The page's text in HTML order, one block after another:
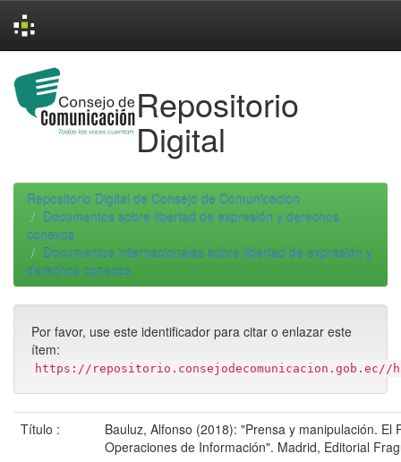
navigation
Repositorio
Digital
Repositorio Digital de Consejo de Comunicacion
Documentos sobre libertad de expresión y derechos
conexos
Documentos internacionales sobre libertad de expresión y
derechos conexos
Por favor, use este identificador para citar o enlazar este
ítem:
https://repositorio.consejodecomunicacion.gob.ec//
Título :
Bauluz, Alfonso (2018): "Prensa y manipulación. El
Operaciones de Información". Madrid, Editorial